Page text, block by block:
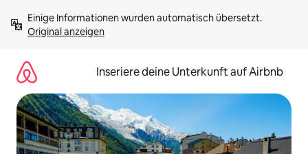
Inhalten
springenOriginal anzeigen
Inseriere deine Unterkunft auf Airbnb